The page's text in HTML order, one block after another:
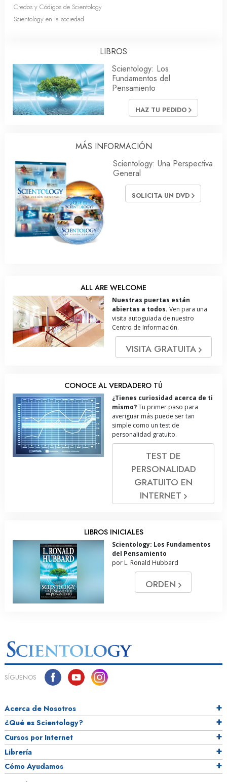
Credos y Códigos de Scientology
Scientology en la sociedad
LIBROS
Scientology: Los
Fundamentos del
Pensamiento
HAZ TU PEDIDO
MÁS INFORMACIÓN
Scientology: Una Perspectiva
General
SOLICITA UN DVD
ALL ARE WELCOME
Nuestras puertas están
abiertas a todos. Ven para una
visita autoguiada de nuestro
Centro de Información.
VISITA GRATUITA
CONOCE AL VERDADERO TÚ
¿Tienes curiosidad acerca de ti
mismo?Tu primer paso para
averiguar más puede ser tan
simple como un test de
personalidad gratuito.
TEST DE
PERSONALIDAD
GRATUITO EN
INTERNET
LIBROS INICIALES
Scientology: Los Fundamentos
del Pensamiento
por L. Ronald Hubbard
ORDEN
SÍGUENOS
Acerca de Nosotros
¿Qué es Scientology?
Cursos por Internet
Librería
Cómo Ayudamos